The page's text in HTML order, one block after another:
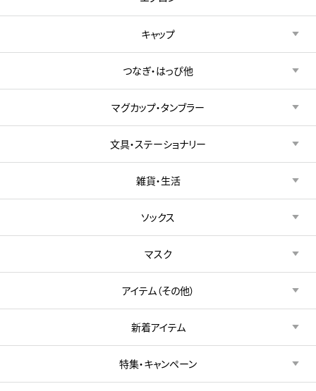
キャップ
つなぎ・はっぴ他
マグカップ・タンブラー
文具・ステーショナリー
雑貨・生活
ソックス
マスク
アイテム（その他）
新着アイテム
特集・キャンペーン